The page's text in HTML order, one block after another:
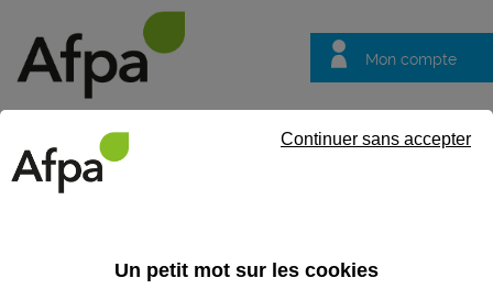
Mon compte
questions
Fil info
Un petit mot sur les cookies
Continuer sans accepter